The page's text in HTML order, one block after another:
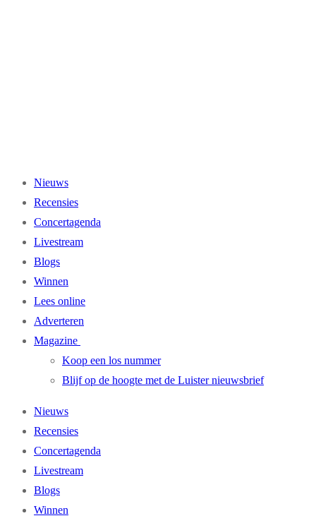
Nieuws
Recensies
Concertagenda
Livestream
Blogs
Winnen
Lees online
Adverteren
Magazine
Koop een los nummer
Blijf op de hoogte met de Luister nieuwsbrief
Nieuws
Recensies
Concertagenda
Livestream
Blogs
Winnen